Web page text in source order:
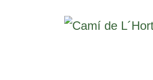
Comanda mínima per a domicili 15€.